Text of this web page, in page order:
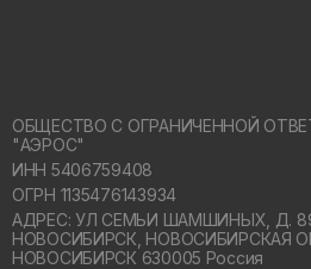
ОБЩЕСТВО С ОГРАНИЧЕННОЙ
"АЭРОС"
ИНН 5406759408
ОГРН 1135476143934
АДРЕС: УЛ СЕМЬИ ШАМШИНЫХ, Д.
НОВОСИБИРСК, НОВОСИБИРСКАЯ
НОВОСИБИРСК 630005 Россия